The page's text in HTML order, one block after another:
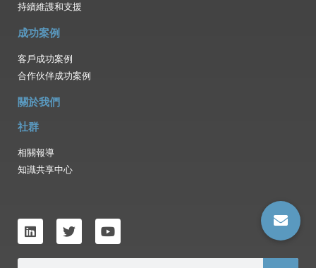
持續維護和支援
成功案例
客戶成功案例
合作伙伴成功案例
關於我們
社群
相關報導
知識共享中心